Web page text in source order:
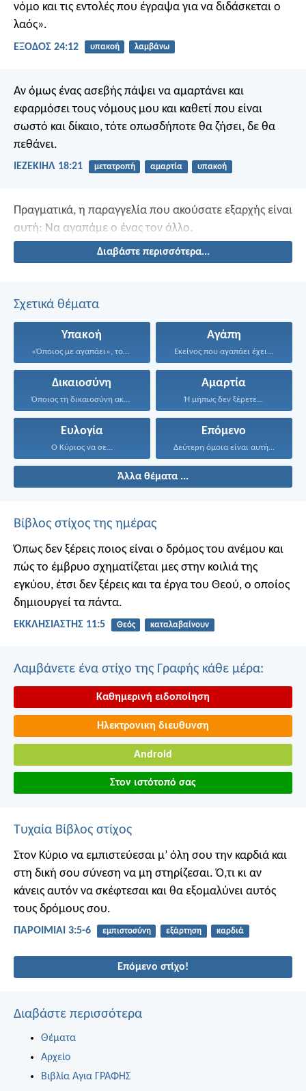
νόμο και τις εντολές που έγραψα για να διδάσκεται ο
λαός».
ΕΞΟΔΟΣ 24:12 υπακοή λαμβάνω
Αν όμως ένας ασεβής πάψει να αμαρτάνει και
εφαρμόσει τους νόμους μου και καθετί που είναι
σωστό και δίκαιο, τότε οπωσδήποτε θα ζήσει, δε θα
πεθάνει.
ΙΕΖΕΚΙΗΛ 18:21 μετατροπή αμαρτία υπακοή
Πραγματικά, η παραγγελία που ακούσατε εξαρχής είναι
αυτή: Να αγαπάμε ο ένας τον άλλο.
Διαβάστε περισσότερα...
Σχετικά θέματα
Υπακοή
«Όποιος με αγαπάει», του...
Αγάπη
Εκείνος που αγαπάει έχει...
Δικαιοσύνη
Όποιος τη δικαιοσύνη ακολουθεί...
Αμαρτία
Ή μήπως δεν ξέρετε...
Ευλογία
Ο Κύριος να σε...
Επόμενο
Δεύτερη όμοια είναι αυτή...
Άλλα θέματα ...
Βίβλος στίχος της ημέρας
Όπως δεν ξέρεις ποιος είναι ο δρόμος του ανέμου και
πώς το έμβρυο σχηματίζεται μες στην κοιλιά της
εγκύου, έτσι δεν ξέρεις και τα έργα του Θεού, ο οποίος
δημιουργεί τα πάντα.
ΕΚΚΛΗΣΙΑΣΤΗΣ 11:5 Θεός καταλαβαίνουν
Λαμβάνετε ένα στίχο της Γραφής κάθε μέρα:
Καθημερινή ειδοποίηση
Ηλεκτρονικη διευθυνση
Android
Στον ιστότοπό σας
Τυχαία Βίβλος στίχος
Στον Κύριο να εμπιστεύεσαι μ’ όλη σου την καρδιά και
στη δική σου σύνεση να μη στηρίζεσαι. Ό,τι κι αν
κάνεις αυτόν να σκέφτεσαι και θα εξομαλύνει αυτός
τους δρόμους σου.
ΠΑΡΟΙΜΙΑΙ 3:5-6 εμπιστοσύνη εξάρτηση καρδιά
Επόμενο στίχο!
Διαβάστε περισσότερα
Θέματα
Αρχείο
Βιβλία Αγια ΓΡΑΦΗΣ